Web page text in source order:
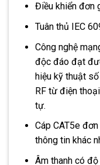
Điều khiển đơn
Tuân thủ IEC
Công nghệ
độc đáo đạt
hiệu kỹ thuật số
RF từ điện
tự.
Cáp CAT5e
thông tin khác
Âm thanh có